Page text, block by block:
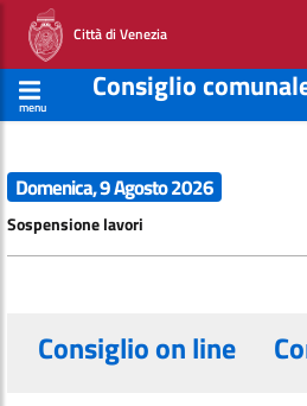
Città di Venezia
menu
Consiglio
Domenica, 9 Agosto 2026
Sospensione lavori
Consiglio on line